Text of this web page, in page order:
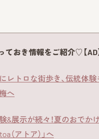
ておき情報をご紹介♡【AD】
レトロな街歩き、伝統体験
へ
&展示が続々！夏のおでか
（アトア）」へ